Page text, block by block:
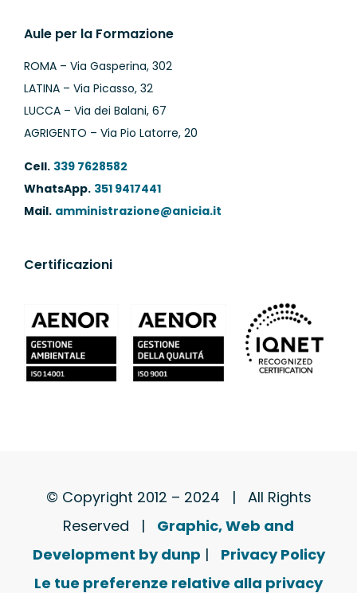
Aule per la Formazione
ROMA – Via Gasperina, 302
LATINA – Via Picasso, 32
LUCCA – Via dei Balani, 67
AGRIGENTO – Via Pio Latorre, 20
Cell. 339 7628582
WhatsApp. 351 9417441
Mail. amministrazione@anicia.it
Certificazioni
© Copyright 2012 – 2024 | All Rights
Reserved | Graphic, Web and
Development by dunp | Privacy Policy
Le tue preferenze relative alla privacy